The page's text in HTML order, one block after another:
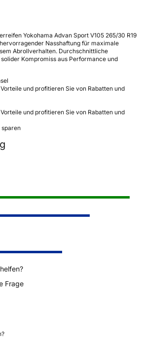
Yokohama Advan Sport V105 265/30 R19
Nasshaftung für maximale
Abrollverhalten. Durchschnittliche
Kompromiss aus Performance und
und profitieren Sie von Rabatten und
und profitieren Sie von Rabatten und
sparen
Frage